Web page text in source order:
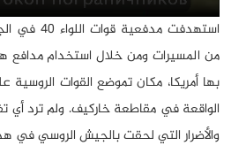
استهدفت
بها أمريكا، مكان تموضع القوات
الواقعة في مقاطعة خاركيف. ولم ترد أي
والأضرار التي لحقت بالجيش الروسي في